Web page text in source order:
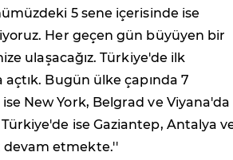
5 sene içerisinde ise
Her geçen gün büyüyen bir
ulaşacağız. Türkiye'de ilk
açtık. Bugün ülke çapında 7
New York, Belgrad ve Viyana'da
ise Gaziantep, Antalya
devam etmekte.''